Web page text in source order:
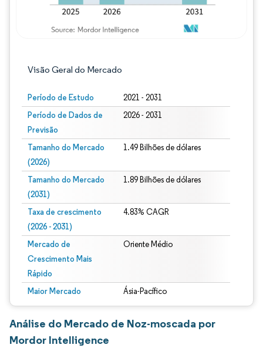
Visão Geral do Mercado
Período de Estudo 2021 - 2031
Período de Dados de
Previsão
2026 - 2031
Tamanho do Mercado
(2026)
1.49 Bilhões de dólares
Tamanho do Mercado
(2031)
1.89 Bilhões de dólares
Taxa de crescimento
(2026 - 2031)
4.83% CAGR
Mercado de
Crescimento Mais
Rápido
Oriente Médio
Maior Mercado Ásia-Pacífico
Análise do Mercado de Noz-moscada por
Mordor Intelligence